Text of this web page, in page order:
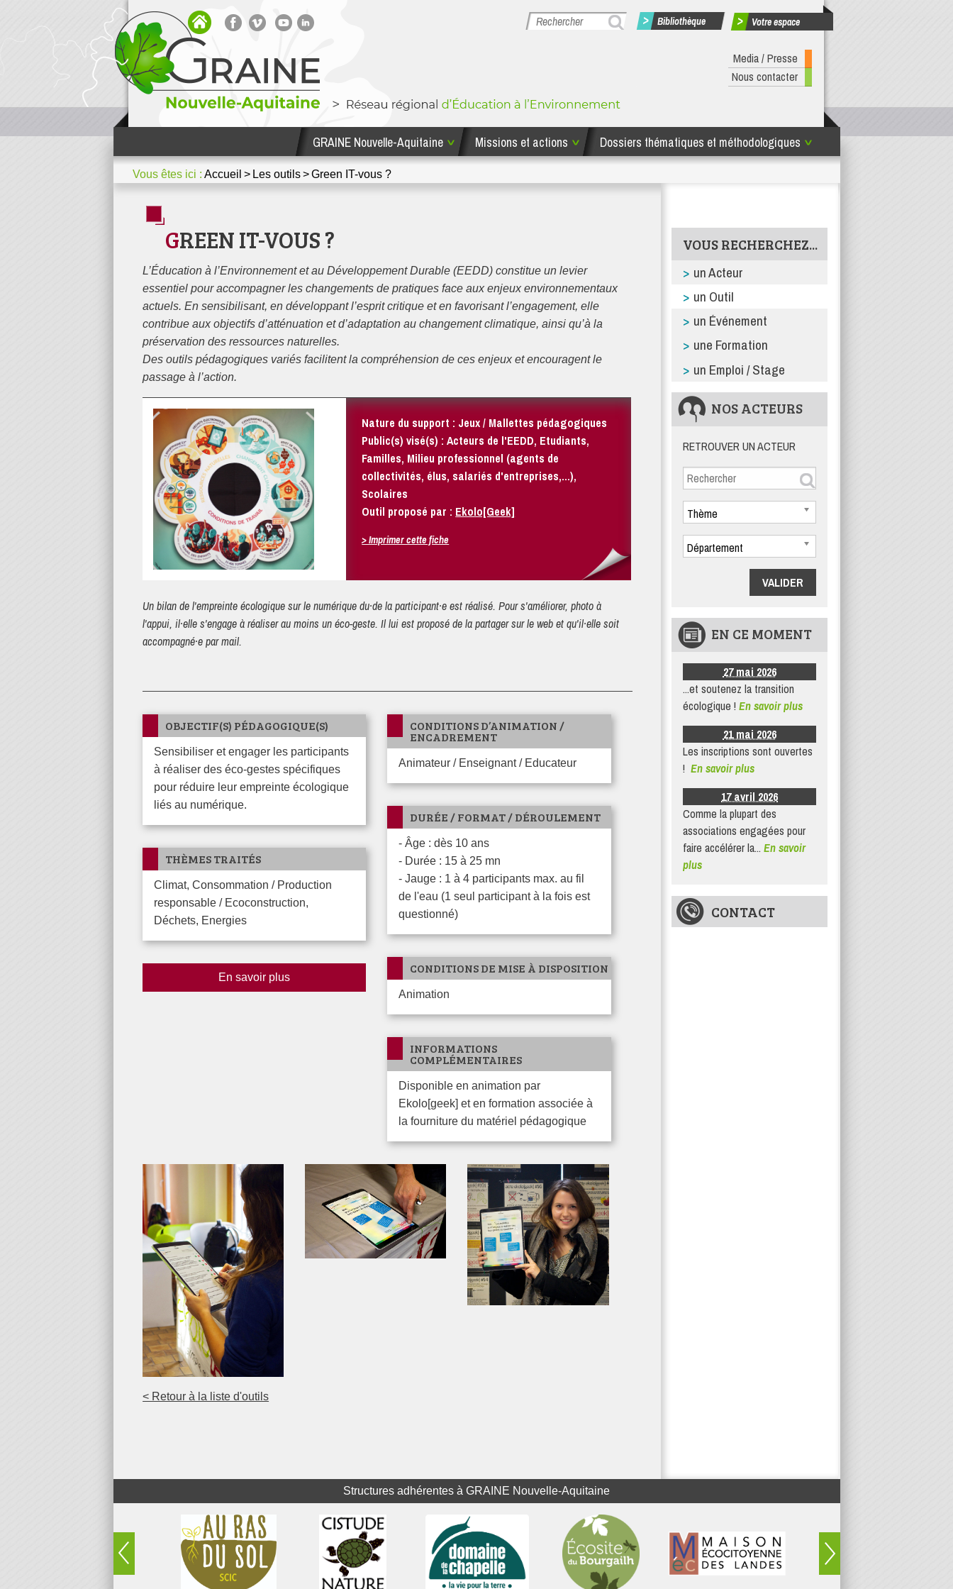
Bibliothèque
GRAINE Nouvelle-Aquitaine
Missions et actions
Dossiers thématiques et méthodologiques
Media / Presse
Nous contacter
Bibliothèque Votre espace
Media / Presse
Nous contacter
GRAINE Nouvelle-Aquitaine Missions et actions Dossiers thématiques et méthodologiques
Vous êtes ici : Accueil Les outils Green IT-vous ?
GREEN IT-VOUS ?
L’Éducation à l’Environnement et au Développement Durable (EEDD) constitue un levier
essentiel pour accompagner les changements de pratiques face aux enjeux environnementaux
actuels. En sensibilisant, en développant l’esprit critique et en favorisant l’engagement, elle
contribue aux objectifs d’atténuation et d’adaptation au changement climatique, ainsi qu’à la
préservation des ressources naturelles.
Des outils pédagogiques variés facilitent la compréhension de ces enjeux et encouragent le
passage à l’action.
Nature du support : Jeux / Mallettes pédagogiques
Public(s) visé(s) : Acteurs de l'EEDD, Etudiants,
Familles, Milieu professionnel (agents de
collectivités, élus, salariés d'entreprises,...),
Scolaires
Outil proposé par : Ekolo[Geek]
> Imprimer cette fiche
Un bilan de l'empreinte écologique sur le numérique du·de la participant·e est réalisé. Pour s'améliorer, photo à
l'appui, il·elle s'engage à réaliser au moins un éco-geste. Il lui est proposé de la partager sur le web et qu'il·elle soit
accompagné·e par mail.
OBJECTIF(S) PÉDAGOGIQUE(S)
Sensibiliser et engager les participants
à réaliser des éco-gestes spécifiques
pour réduire leur empreinte écologique
liés au numérique.
THÈMES TRAITÉS
Climat, Consommation / Production
responsable / Ecoconstruction,
Déchets, Energies
En savoir plus
CONDITIONS D’ANIMATION /
ENCADREMENT
Animateur / Enseignant / Educateur
DURÉE / FORMAT / DÉROULEMENT
- Âge : dès 10 ans
- Durée : 15 à 25 mn
- Jauge : 1 à 4 participants max. au fil
de l'eau (1 seul participant à la fois est
questionné)
CONDITIONS DE MISE À DISPOSITION
Animation
INFORMATIONS
COMPLÉMENTAIRES
Disponible en animation par
Ekolo[geek] et en formation associée à
la fourniture du matériel pédagogique
< Retour à la liste d'outils
VOUS RECHERCHEZ...
un Acteur
un Outil
un Événement
une Formation
un Emploi / Stage
NOS ACTEURS
RETROUVER UN ACTEUR
Thème
Département
EN CE MOMENT
27 mai 2026
...et soutenez la transition
écologique ! En savoir plus
21 mai 2026
Les inscriptions sont ouvertes
! En savoir plus
17 avril 2026
Comme la plupart des
associations engagées pour
faire accélérer la... En savoir
plus
CONTACT
Structures adhérentes à GRAINE Nouvelle-Aquitaine